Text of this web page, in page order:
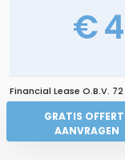
€
Financial Lease O.B.V. 72
GRATIS
AANVRAGEN